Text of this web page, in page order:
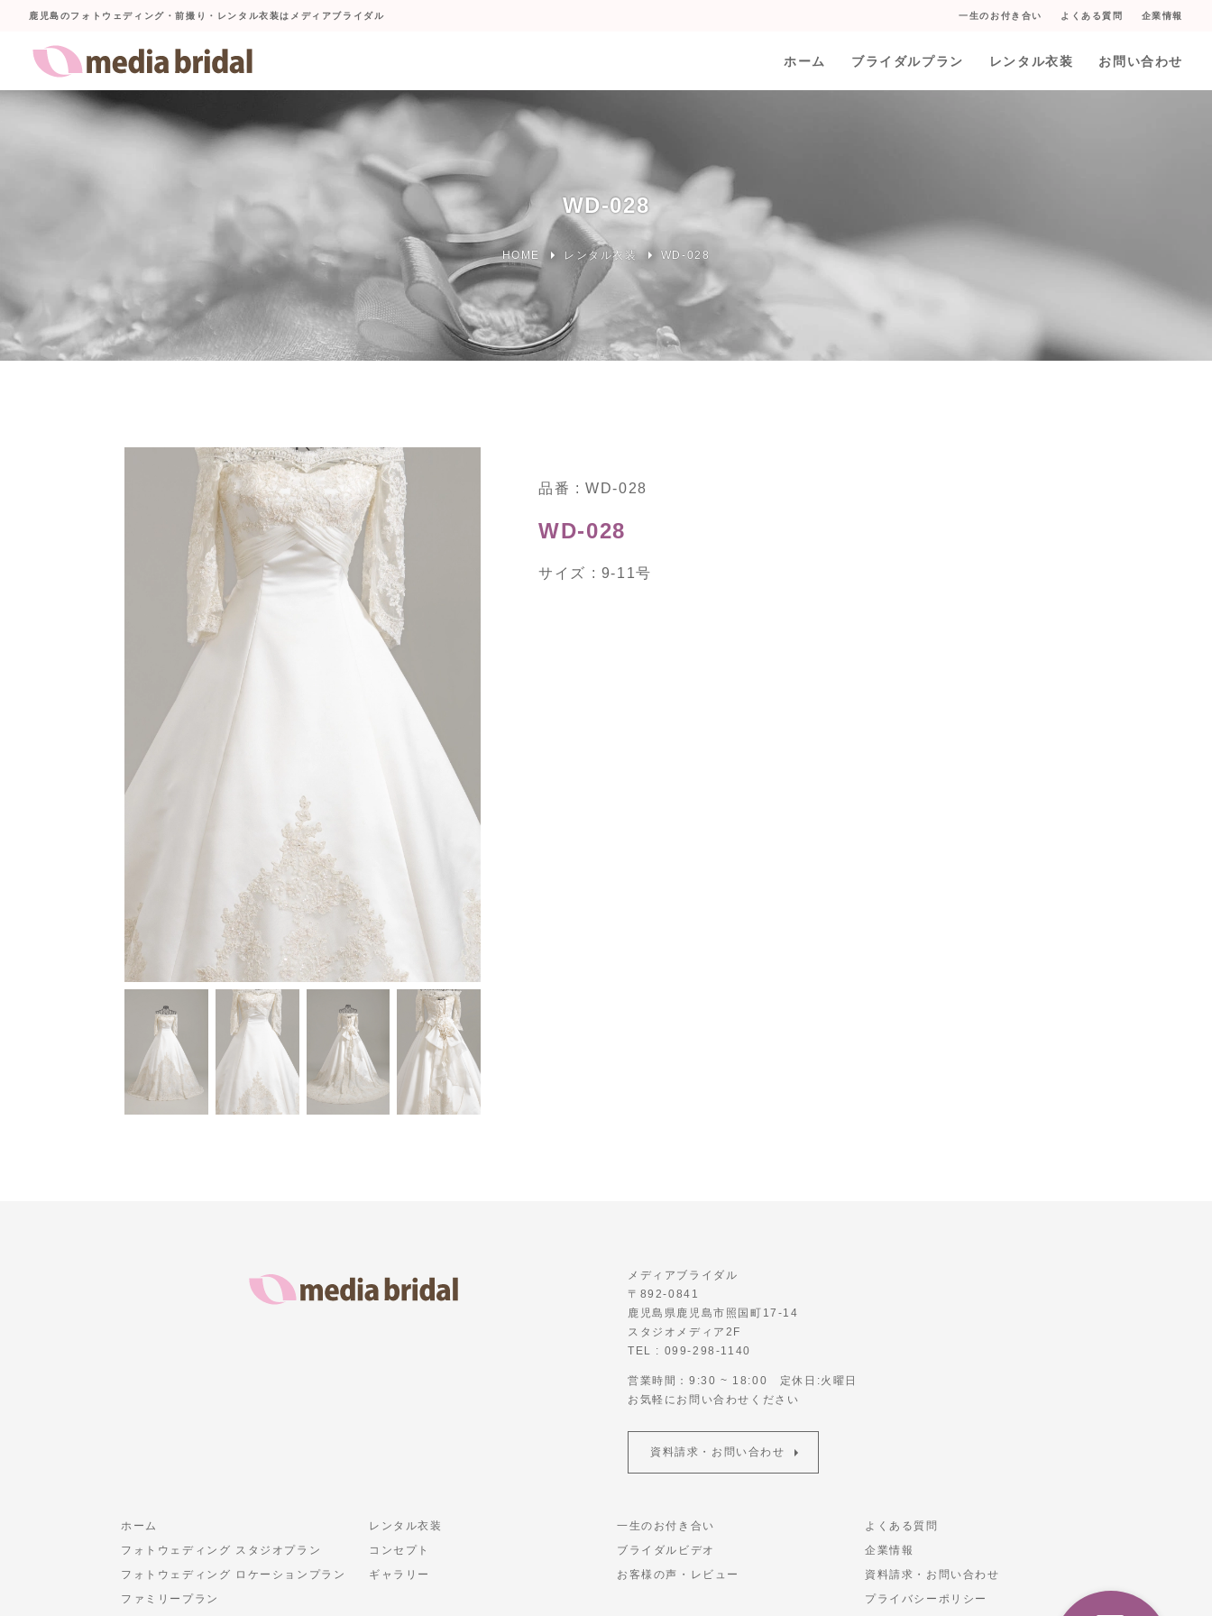
鹿児島のフォトウェディング・前撮り・レンタル衣装はメディアブライダル 一生のお付き合い よくある質問 企業情報
ホーム ブライダルプラン レンタル衣装 お問い合わせ
WD-028
HOME レンタル衣装 WD-028
品番 : WD-028
WD-028
サイズ : 9‐11号
メディアブライダル
〒892-0841
鹿児島県鹿児島市照国町17-14
スタジオメディア2F
TEL : 099-298-1140
営業時間：9:30 ~ 18:00 定休日:火曜日
お気軽にお問い合わせください
資料請求・お問い合わせ
ホーム
フォトウェディング スタジオプラン
フォトウェディング ロケーションプラン
ファミリープラン
レンタル衣装
コンセプト
ギャラリー
一生のお付き合い
ブライダルビデオ
お客様の声・レビュー
よくある質問
企業情報
資料請求・お問い合わせ
プライバシーポリシー